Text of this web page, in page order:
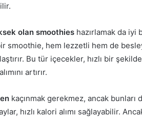
olan smoothies hazırlamak da iyi
smoothie, hem lezzetli hem de
Bu tür içecekler, hızlı bir
artırır.
kaçınmak gerekmez, ancak
hızlı kalori alımı sağlayabilir.